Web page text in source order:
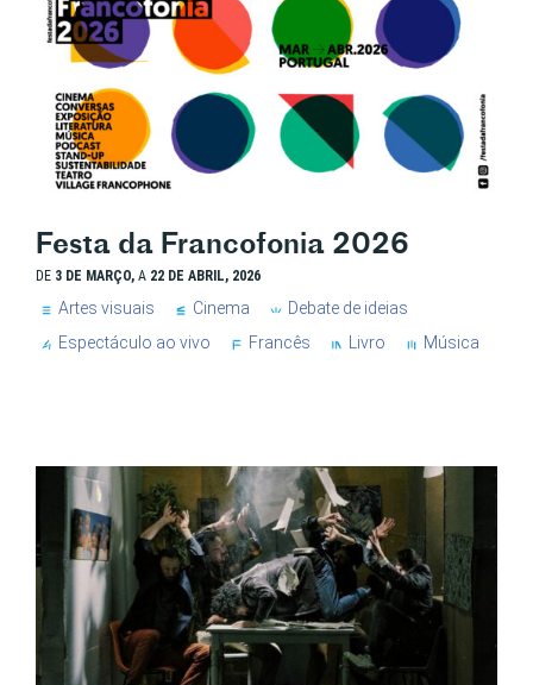
Festa da Francofonia 2026
DE 3 DE MARÇO, A 22 DE ABRIL, 2026
Artes visuais Cinema
Debate de ideias
Espectáculo ao vivo
Francês Livro Música